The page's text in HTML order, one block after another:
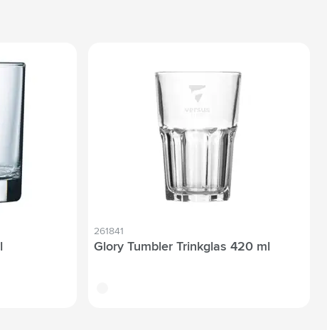
261841
Glory Tumbler Trinkglas 420 ml